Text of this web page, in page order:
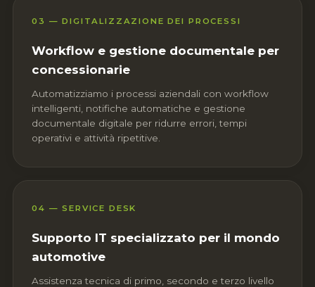
03 — DIGITALIZZAZIONE DEI PROCESSI
Workflow e gestione documentale per
concessionarie
Automatizziamo i processi aziendali con workflow
intelligenti, notifiche automatiche e gestione
documentale digitale per ridurre errori, tempi
operativi e attività ripetitive.
04 — SERVICE DESK
Supporto IT specializzato per il mondo
automotive
Assistenza tecnica di primo, secondo e terzo livello